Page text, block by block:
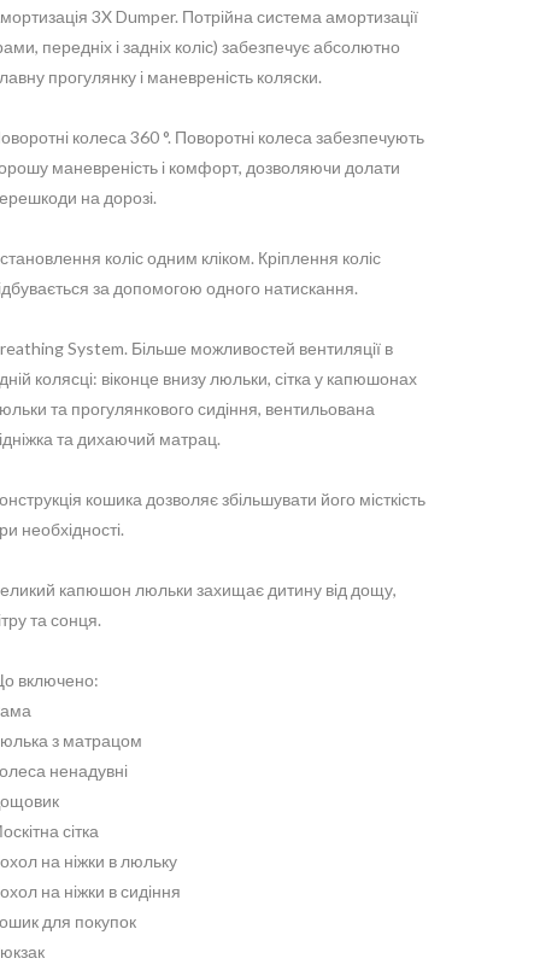
3X Dumper. Потрійна система амортизації
передніх і задніх коліс) забезпечує абсолютно
прогулянку і маневреність коляски.
колеса 360 °. Поворотні колеса забезпечують
маневреність і комфорт, дозволяючи долати
на дорозі.
коліс одним кліком. Кріплення коліс
за допомогою одного натискання.
System. Більше можливостей вентиляції в
колясці: віконце внизу люльки, сітка у капюшонах
та прогулянкового сидіння, вентильована
та дихаючий матрац.
кошика дозволяє збільшувати його місткість
необхідності.
капюшон люльки захищає дитину від дощу,
та сонця.
включено:
з матрацом
ненадувні
сітка
на ніжки в люльку
на ніжки в сидіння
для покупок